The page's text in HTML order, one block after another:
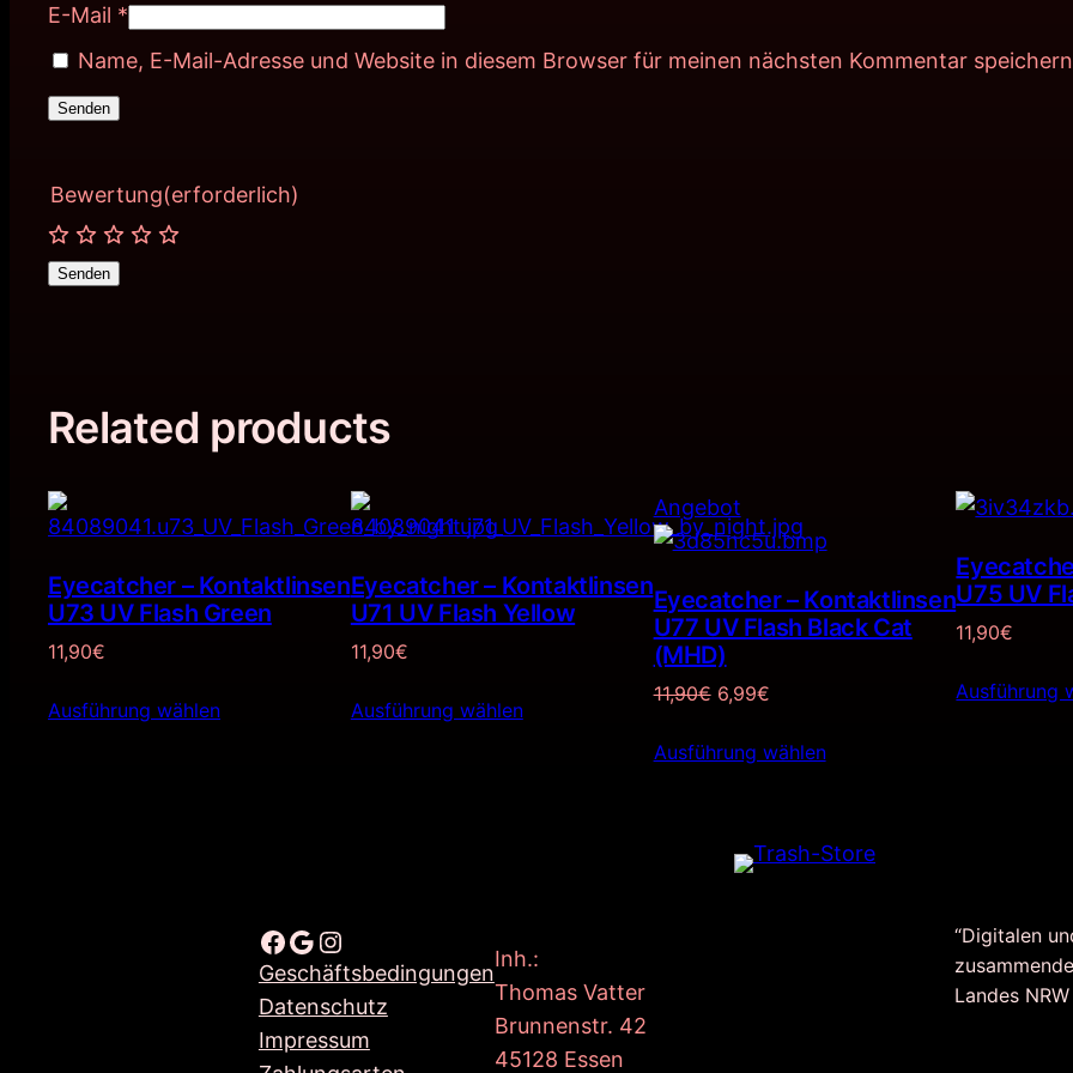
E-Mail *
Name, E-Mail-Adresse und Website in diesem Browser für meinen nächsten Kommentar
Bewertung(erforderlich)
Senden
Related products
Eyecatcher – Kontaktlinsen
U73 UV Flash Green
11,90€
Ausführung wählen
Eyecatcher – Kontaktlinsen
U71 UV Flash Yellow
11,90€
Ausführung wählen
AngebotProdukt
im
Eyecatcher – Kontaktlinsen
U77 UV Flash Black Cat
(MHD)
11,90€ Ursprünglicher
war:
6,99€Aktueller
ist:
Ausführung wählen
U75 UV
11,90€
Ausführung
Facebook Google Instagram
Geschäftsbedingungen
Datenschutz
Impressum
Inh.:
Thomas Vatter
Brunnenstr. 42
45128 Essen
“Digitalen
Landes NRW